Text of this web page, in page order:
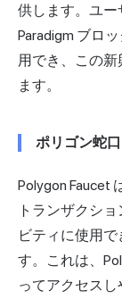
供します。ユ
Paradigm ブロ
用でき、この
ます。
ポリゴン蛇口
Polygon Faucet
トランザクシ
ビティに使用で
す。これは、
ってアクセス